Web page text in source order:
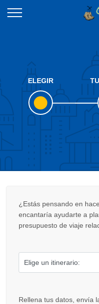
ELEGIR
¿Estás pensando en
encantaría ayudarte a
presupuesto de viaje
Rellena tus datos, envía